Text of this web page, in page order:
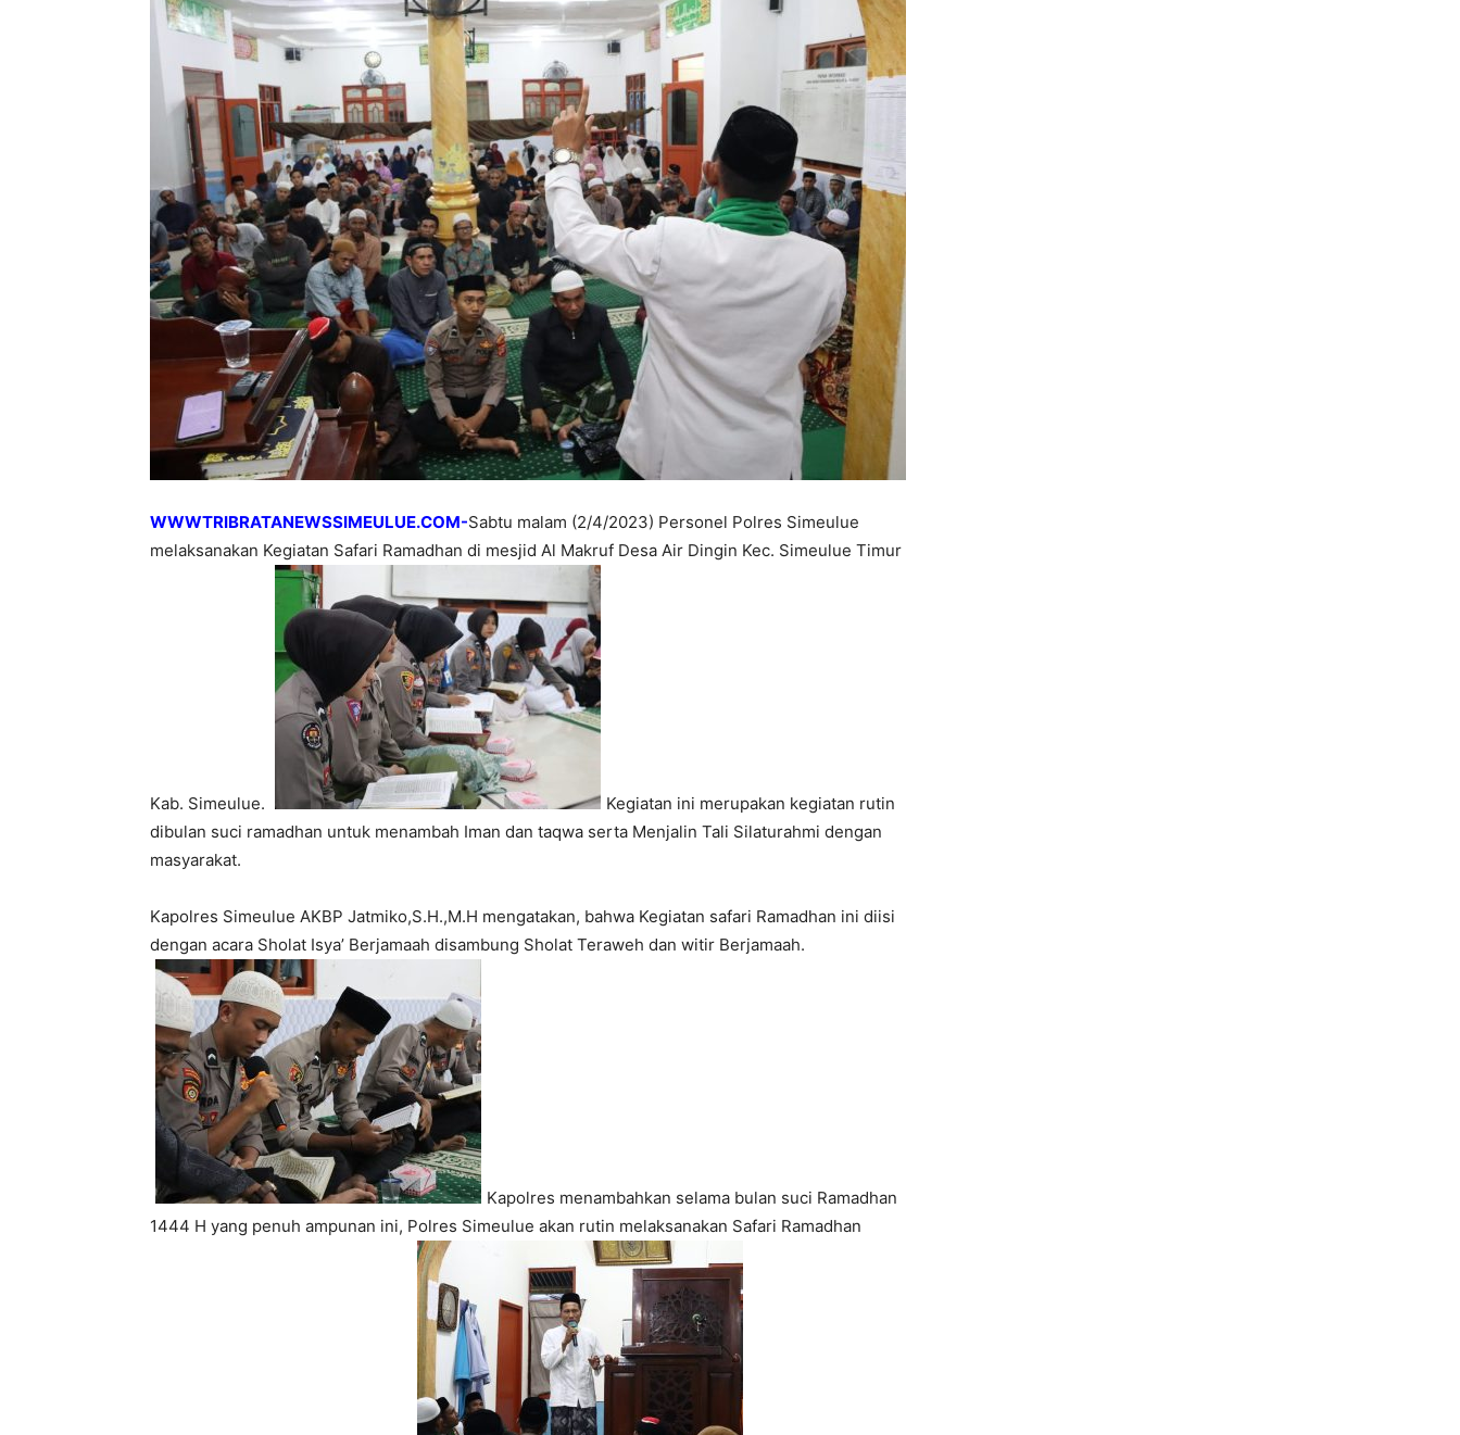
WWWTRIBRATANEWSSIMEULUE.COM-Sabtu malam (2/4/2023) Personel Polres Simeulue
melaksanakan Kegiatan Safari Ramadhan di mesjid Al Makruf Desa Air Dingin Kec. Simeulue Timur
Kab. Simeulue.
Kegiatan ini merupakan kegiatan rutin
dibulan suci ramadhan untuk menambah Iman dan taqwa serta Menjalin Tali Silaturahmi dengan
masyarakat.
Kapolres Simeulue AKBP Jatmiko,S.H.,M.H mengatakan, bahwa Kegiatan safari Ramadhan ini diisi
dengan acara Sholat Isya’ Berjamaah disambung Sholat Teraweh dan witir Berjamaah.
Kapolres menambahkan selama bulan suci Ramadhan
1444 H yang penuh ampunan ini, Polres Simeulue akan rutin melaksanakan Safari Ramadhan